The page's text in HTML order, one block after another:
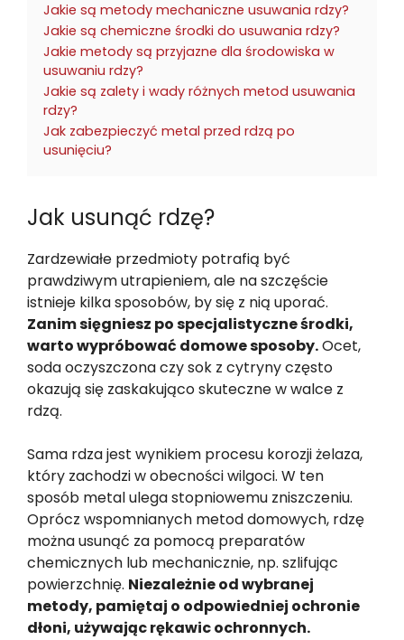
Jakie są metody mechaniczne usuwania rdzy?
Jakie są chemiczne środki do usuwania rdzy?
Jakie metody są przyjazne dla środowiska w
usuwaniu rdzy?
Jakie są zalety i wady różnych metod usuwania
rdzy?
Jak zabezpieczyć metal przed rdzą po
usunięciu?
Jak usunąć rdzę?
Zardzewiałe przedmioty potrafią być
prawdziwym utrapieniem, ale na szczęście
istnieje kilka sposobów, by się z nią uporać.
Zanim sięgniesz po specjalistyczne środki,
warto wypróbować domowe sposoby.Ocet,
soda oczyszczona czy sok z cytryny często
okazują się zaskakująco skuteczne w walce z
rdzą.
Sama rdza jest wynikiem procesu korozji żelaza,
który zachodzi w obecności wilgoci. W ten
sposób metal ulega stopniowemu zniszczeniu.
Oprócz wspomnianych metod domowych, rdzę
można usunąć za pomocą preparatów
chemicznych lub mechanicznie, np. szlifując
powierzchnię. Niezależnie od wybranej
metody, pamiętaj o odpowiedniej ochronie
dłoni, używając rękawic ochronnych.